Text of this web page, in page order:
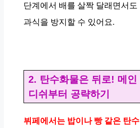
단계에서 배를 살짝 달래면서도
과식을 방지할 수 있어요.
2. 탄수화물은 뒤로! 메인
디쉬부터 공략하기
뷔페에서는 밥이나 빵 같은 탄수